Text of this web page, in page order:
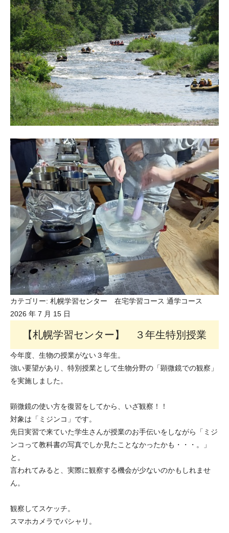
カテゴリー: 札幌学習センター 在宅学習コース 通学コース
2026 年 7 月 15 日
【札幌学習センター】 ３年生特別授業
今年度、生物の授業がない３年生。
強い要望があり、特別授業として生物分野の「顕微鏡での観察」
を実施しました。
顕微鏡の使い方を復習をしてから、いざ観察！！
対象は「ミジンコ」です。
先日実習で来ていた学生さんが授業のお手伝いをしながら「ミジ
ンコって教科書の写真でしか見たことなかったかも・・・。」
と。
言われてみると、実際に観察する機会が少ないのかもしれませ
ん。
観察してスケッチ。
スマホカメラでパシャリ。